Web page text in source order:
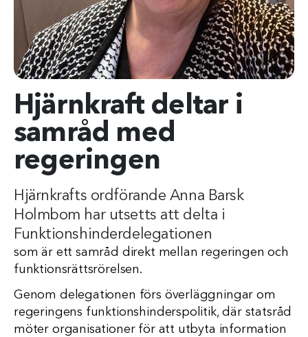
Hjärnkraft deltar i
samråd med
regeringen
Hjärnkrafts ordförande Anna Barsk
Holmbom har utsetts att delta i
Funktionshinderdelegationen
som är ett samråd direkt mellan regeringen och
funktionsrättsrörelsen.
Genom delegationen förs överläggningar om
regeringens funktionshinderspolitik, där statsråd
möter organisationer för att utbyta information